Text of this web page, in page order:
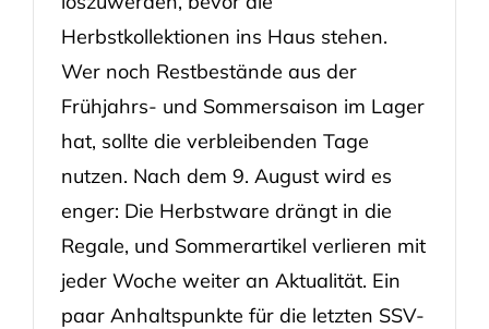
Herbstkollektionen ins Haus stehen.
Wer noch Restbestände aus der
Frühjahrs- und Sommersaison im Lager
hat, sollte die verbleibenden Tage
nutzen. Nach dem 9. August wird es
enger: Die Herbstware drängt in die
Regale, und Sommerartikel verlieren mit
jeder Woche weiter an Aktualität. Ein
paar Anhaltspunkte für die letzten SSV-